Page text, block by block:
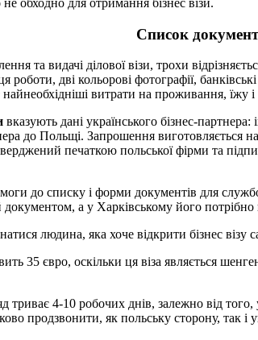
Список
та видачі ділової візи, трохи
роботи, дві кольорові фотографії,
витрати на проживання, їжу
вказують дані українського бізнес-
до Польщі. Запрошення виготовляється
печаткою польської фірми та
до списку і форми документів для
а у Харківському його
людина, яка хоче відкрити бізнес візу
35 євро, оскільки ця віза являється
триває 4-10 робочих днів, залежно від
продзвонити, як польську сторону, так і